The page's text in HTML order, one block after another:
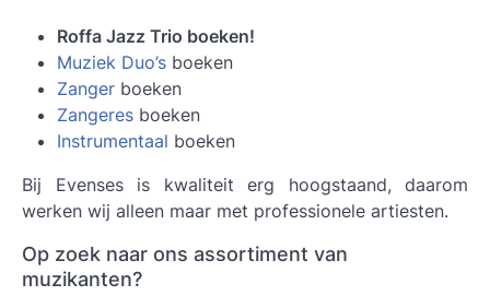
Roffa Jazz Trio boeken!
Muziek Duo’s boeken
Zanger boeken
Zangeres boeken
Instrumentaal boeken
Bij Evenses is kwaliteit erg hoogstaand, daarom
werken wij alleen maar met professionele artiesten.
Op zoek naar ons assortiment van
muzikanten?